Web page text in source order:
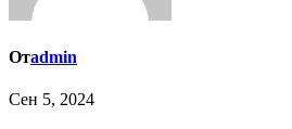
Отadmin
Сен 5, 2024